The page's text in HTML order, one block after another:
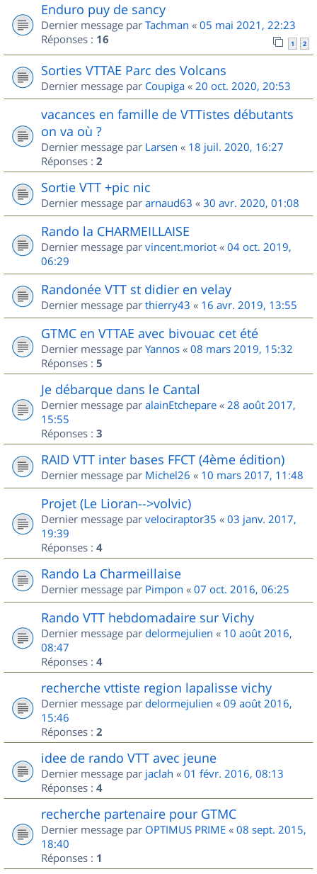
Enduro puy de sancy
Dernier message par Tachman « 05 mai 2021, 22:23
Réponses : 16 1 2
Sorties VTTAE Parc des Volcans
Dernier message par Coupiga « 20 oct. 2020, 20:53
vacances en famille de VTTistes débutants
on va où ?
Dernier message par Larsen « 18 juil. 2020, 16:27
Réponses : 2
Sortie VTT +pic nic
Dernier message par arnaud63 « 30 avr. 2020, 01:08
Rando la CHARMEILLAISE
Dernier message par vincent.moriot « 04 oct. 2019,
06:29
Randonée VTT st didier en velay
Dernier message par thierry43 « 16 avr. 2019, 13:55
GTMC en VTTAE avec bivouac cet été
Dernier message par Yannos « 08 mars 2019, 15:32
Réponses : 5
Je débarque dans le Cantal
Dernier message par alainEtchepare « 28 août 2017,
15:55
Réponses : 3
RAID VTT inter bases FFCT (4ème édition)
Dernier message par Michel26 « 10 mars 2017, 11:48
Projet (Le Lioran-->volvic)
Dernier message par velociraptor35 « 03 janv. 2017,
19:39
Réponses : 4
Rando La Charmeillaise
Dernier message par Pimpon « 07 oct. 2016, 06:25
Rando VTT hebdomadaire sur Vichy
Dernier message par delormejulien « 10 août 2016,
08:47
Réponses : 4
recherche vttiste region lapalisse vichy
Dernier message par delormejulien « 09 août 2016,
15:46
Réponses : 2
idee de rando VTT avec jeune
Dernier message par jaclah « 01 févr. 2016, 08:13
Réponses : 4
recherche partenaire pour GTMC
Dernier message par OPTIMUS PRIME « 08 sept. 2015,
18:40
Réponses : 1